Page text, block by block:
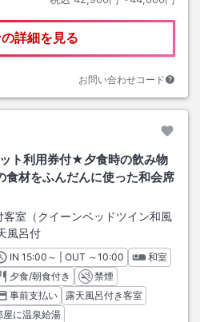
詳細を見る
お問い合わせコード
ト利用券付★夕食時の飲み物
食材をふんだんに使った和会席
室（クイーンベッドツイン和風
風呂付
INチェックイン
15:00 ～ | OUT チェックアウト
～10:00
和室
夕食/朝食付き
禁煙
事前支払い
露天風呂付き客室
屋に温泉給湯